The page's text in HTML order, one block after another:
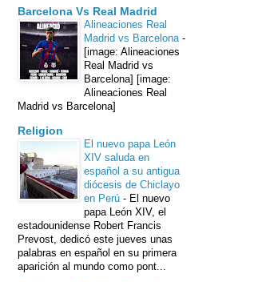
Barcelona Vs Real Madrid
Alineaciones Real
Madrid vs Barcelona -
[image: Alineaciones
Real Madrid vs
Barcelona] [image:
Alineaciones Real
Madrid vs Barcelona]
Religion
El nuevo papa León
XIV saluda en
español a su antigua
diócesis de Chiclayo
en Perú - El nuevo
papa León XIV, el
estadounidense Robert Francis
Prevost, dedicó este jueves unas
palabras en español en su primera
aparición al mundo como pont...